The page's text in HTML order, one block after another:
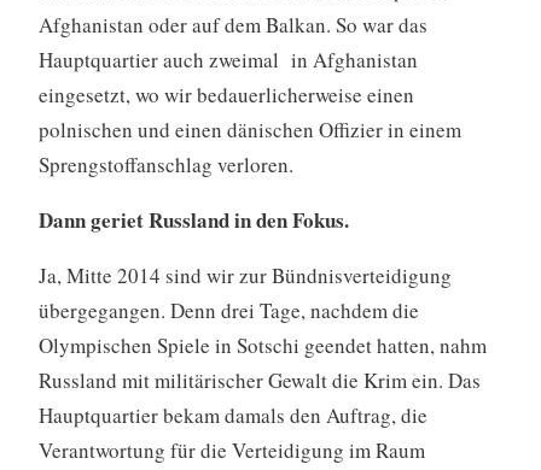
Afghanistan oder auf dem Balkan. So war das
Hauptquartier auch zweimal in Afghanistan
eingesetzt, wo wir bedauerlicherweise einen
polnischen und einen dänischen Offizier in einem
Sprengstoffanschlag verloren.
Dann geriet Russland in den Fokus.
Ja, Mitte 2014 sind wir zur Bündnisverteidigung
übergegangen. Denn drei Tage, nachdem die
Olympischen Spiele in Sotschi geendet hatten, nahm
Russland mit militärischer Gewalt die Krim ein. Das
Hauptquartier bekam damals den Auftrag, die
Verantwortung für die Verteidigung im Raum